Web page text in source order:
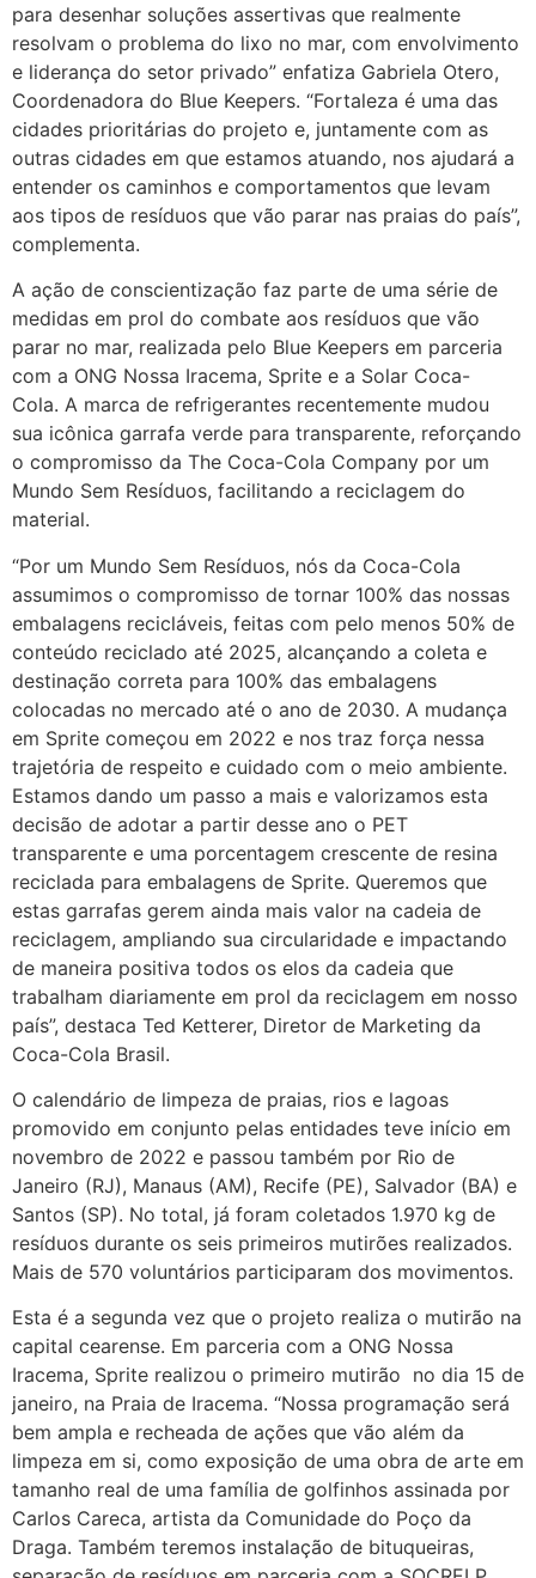
para desenhar soluções assertivas que realmente
resolvam o problema do lixo no mar, com envolvimento
e liderança do setor privado” enfatiza Gabriela Otero,
Coordenadora do Blue Keepers. “Fortaleza é uma das
cidades prioritárias do projeto e, juntamente com as
outras cidades em que estamos atuando, nos ajudará a
entender os caminhos e comportamentos que levam
aos tipos de resíduos que vão parar nas praias do país”,
complementa.
A ação de conscientização faz parte de uma série de
medidas em prol do combate aos resíduos que vão
parar no mar, realizada pelo Blue Keepers em parceria
com a ONG Nossa Iracema, Sprite e a Solar Coca-
Cola. A marca de refrigerantes recentemente mudou
sua icônica garrafa verde para transparente, reforçando
o compromisso da The Coca-Cola Company por um
Mundo Sem Resíduos, facilitando a reciclagem do
material.
“Por um Mundo Sem Resíduos, nós da Coca-Cola
assumimos o compromisso de tornar 100% das nossas
embalagens recicláveis, feitas com pelo menos 50% de
conteúdo reciclado até 2025, alcançando a coleta e
destinação correta para 100% das embalagens
colocadas no mercado até o ano de 2030. A mudança
em Sprite começou em 2022 e nos traz força nessa
trajetória de respeito e cuidado com o meio ambiente.
Estamos dando um passo a mais e valorizamos esta
decisão de adotar a partir desse ano o PET
transparente e uma porcentagem crescente de resina
reciclada para embalagens de Sprite. Queremos que
estas garrafas gerem ainda mais valor na cadeia de
reciclagem, ampliando sua circularidade e impactando
de maneira positiva todos os elos da cadeia que
trabalham diariamente em prol da reciclagem em nosso
país”, destaca Ted Ketterer, Diretor de Marketing da
Coca-Cola Brasil.
O calendário de limpeza de praias, rios e lagoas
promovido em conjunto pelas entidades teve início em
novembro de 2022 e passou também por Rio de
Janeiro (RJ), Manaus (AM), Recife (PE), Salvador (BA) e
Santos (SP). No total, já foram coletados 1.970 kg de
resíduos durante os seis primeiros mutirões realizados.
Mais de 570 voluntários participaram dos movimentos.
Esta é a segunda vez que o projeto realiza o mutirão na
capital cearense. Em parceria com a ONG Nossa
Iracema, Sprite realizou o primeiro mutirão no dia 15 de
janeiro, na Praia de Iracema. “Nossa programação será
bem ampla e recheada de ações que vão além da
limpeza em si, como exposição de uma obra de arte em
tamanho real de uma família de golfinhos assinada por
Carlos Careca, artista da Comunidade do Poço da
Draga. Também teremos instalação de bituqueiras,